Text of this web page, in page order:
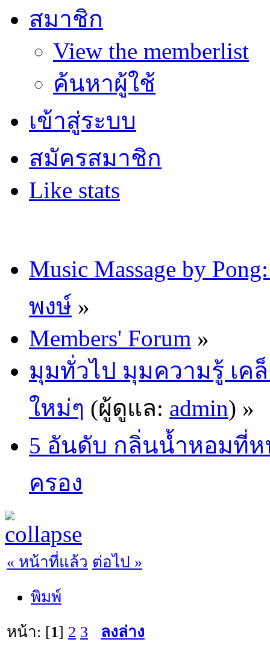
สมาชิก
View the memberlist
ค้นหาผู้ใช้
เข้าสู่ระบบ
สมัครสมาชิก
Like stats
Music Massage by
พงษ์ »
Members' Forum »
มุมทั่วไป มุมความรู้ เค
ใหม่ๆ (ผู้ดูแล: admin) »
5 อันดับ กลิ่นน้ำหอมที่ห
ครอง
« หน้าที่แล้ว ต่อไป »
พิมพ์
หน้า: [1] 2 3 ลงล่าง